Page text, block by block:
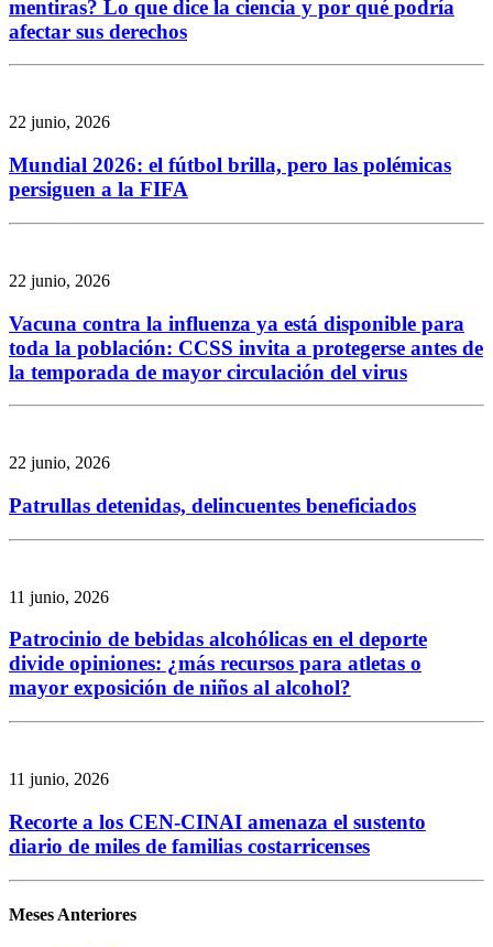
mentiras? Lo que dice la ciencia y por qué podría
afectar sus derechos
22 junio, 2026
Mundial 2026: el fútbol brilla, pero las polémicas
persiguen a la FIFA
22 junio, 2026
Vacuna contra la influenza ya está disponible para
toda la población: CCSS invita a protegerse antes de
la temporada de mayor circulación del virus
22 junio, 2026
Patrullas detenidas, delincuentes beneficiados
11 junio, 2026
Patrocinio de bebidas alcohólicas en el deporte
divide opiniones: ¿más recursos para atletas o
mayor exposición de niños al alcohol?
11 junio, 2026
Recorte a los CEN-CINAI amenaza el sustento
diario de miles de familias costarricenses
Meses Anteriores